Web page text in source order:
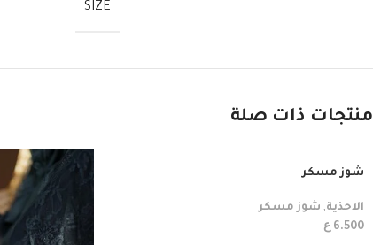
SIZE
منتجات ذات صلة
شوز مسكر
الاحذية, شوز مسكر
6.500 ع